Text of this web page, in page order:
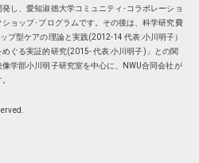
し、愛知淑徳大学コミュニティ･コラボレーショ
ョップ･プログラムです。その後は、科学研究費
プ型ケアの理論と実践(2012-14 代表:小川明子）
めぐる実証的研究(2015- 代表:小川明子)」との関
像学部小川明子研究室を中心に、 NWU合同会社が